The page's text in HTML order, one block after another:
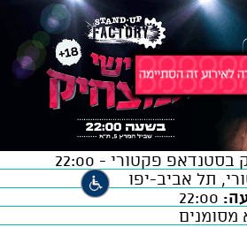
פקטורי - 22:00
תל אביב-יפו
מסומנים